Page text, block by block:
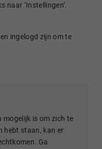
naar ‘Instellingen’.
ingelogd zijn om te
mogelijk is om zich te
hebt staan, kan er
Ga